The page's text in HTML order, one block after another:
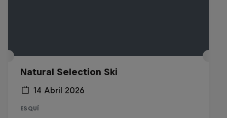
Natural Selection Ski
14 Abril 2026
ESQUÍ